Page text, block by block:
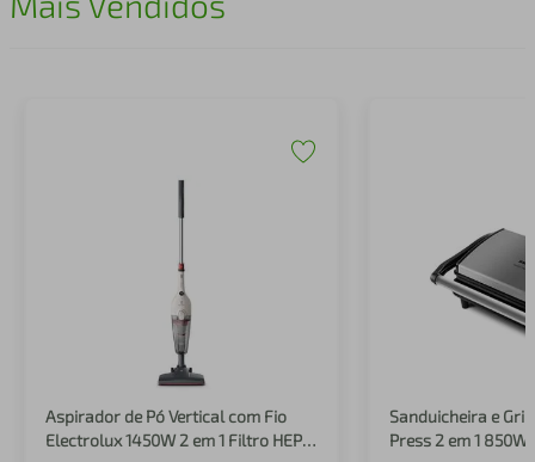
Aspirador de Pó Vertical com Fio
Electrolux 1450W 2 em 1 Filtro HEPA
Sanduicheira e
Press 2 em 1 850W